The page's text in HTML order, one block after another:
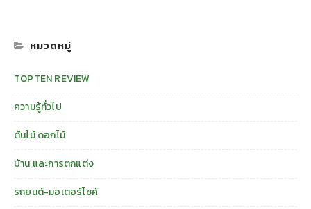
หมวดหมู่
TOPTEN REVIEW
ความรู้ทั่วไป
ต้นไม้ ดอกไม้
บ้าน และการตกแต่ง
รถยนต์-มอเตอร์ไซค์